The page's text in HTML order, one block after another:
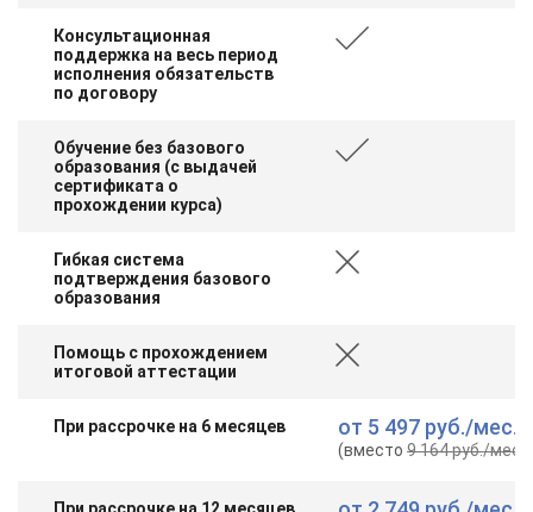
Консультационная
поддержка на весь период
исполнения обязательств
по договору
Обучение без базового
образования (с выдачей
сертификата о
прохождении курса)
Гибкая система
подтверждения базового
образования
Помощь с прохождением
итоговой аттестации
При рассрочке на 6 месяцев от 5 497 руб./мес.
(вместо9 164 руб./мес.
При рассрочке на 12 месяцев
ChatApp
online
Мессенджеры
Свяжитесь с нами через любой удобный мессенджер!
Telegram WhatsApp
Max